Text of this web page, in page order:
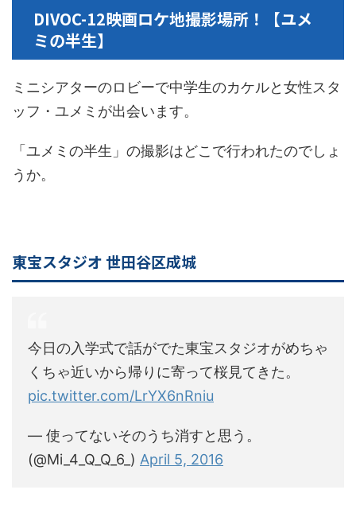
DIVOC-12映画ロケ地撮影場所！【ユメ
ミの半生】
ミニシアターのロビーで中学生のカケルと女性スタ
ッフ・ユメミが出会います。
「ユメミの半生」の撮影はどこで行われたのでしょ
うか。
東宝スタジオ 世田谷区成城
今日の入学式で話がでた東宝スタジオがめちゃ
くちゃ近いから帰りに寄って桜見てきた。
pic.twitter.com/LrYX6nRniu
— 使ってないそのうち消すと思う。
(@Mi_4_Q_Q_6_) April 5, 2016